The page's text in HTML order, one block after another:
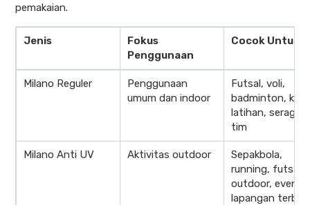
pemakaian.
Jenis
Fokus
Penggunaan
Cocok Untuk
Milano Reguler
Penggunaan
umum dan indoor
Futsal, voli,
badminton,
latihan, seragam
tim
Milano Anti UV Aktivitas outdoor
Sepakbola,
running, futsal
outdoor, event
lapangan